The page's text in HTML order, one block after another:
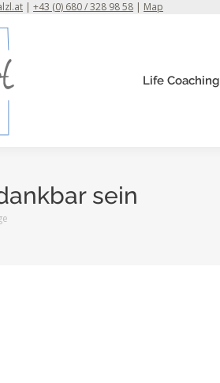
| +43 (0) 680 / 328 98 58 | Map
Life Coaching
sein